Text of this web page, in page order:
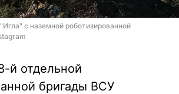
с наземной роботизированной
й отдельной
бригады ВСУ